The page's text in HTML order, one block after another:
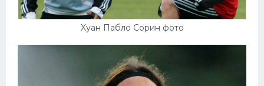
Хуан Пабло Сорин фото